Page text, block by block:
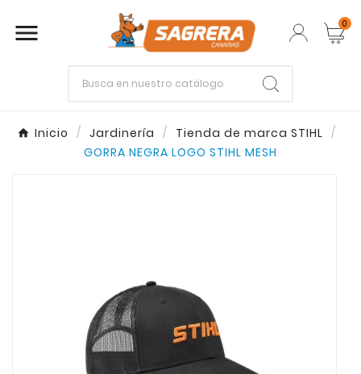
 0
Inicio Jardinería
Tienda de marca STIHL
GORRA NEGRA LOGO STIHL MESH